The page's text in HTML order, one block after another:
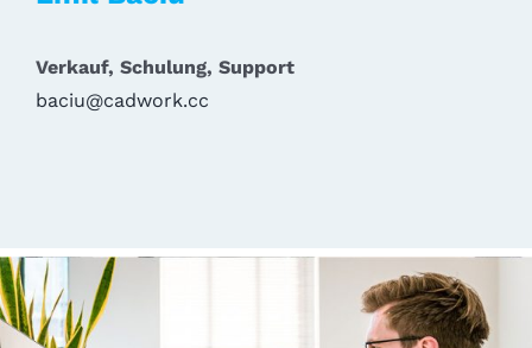
Verkauf, Schulung, Support
baciu@cadwork.cc